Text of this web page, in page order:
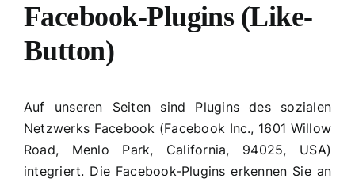
Facebook-Plugins (Like-
Button)
Auf unseren Seiten sind Plugins des sozialen
Netzwerks Facebook (Facebook Inc., 1601 Willow
Road, Menlo Park, California, 94025, USA)
integriert. Die Facebook-Plugins erkennen Sie an